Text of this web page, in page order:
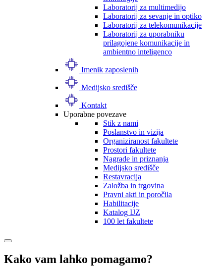
Laboratorij za multimedijo
Laboratorij za sevanje in optiko
Laboratorij za telekomunikacije
Laboratorij za uporabniku
prilagojene komunikacije in
ambientno inteligenco
Imenik zaposlenih
Medijsko središče
Kontakt
Uporabne povezave
Stik z nami
Poslanstvo in vizija
Organiziranost fakultete
Prostori fakultete
Nagrade in priznanja
Medijsko središče
Restavracija
Založba in trgovina
Pravni akti in poročila
Habilitacije
Katalog IJZ
100 let fakultete
Kako vam lahko pomagamo?